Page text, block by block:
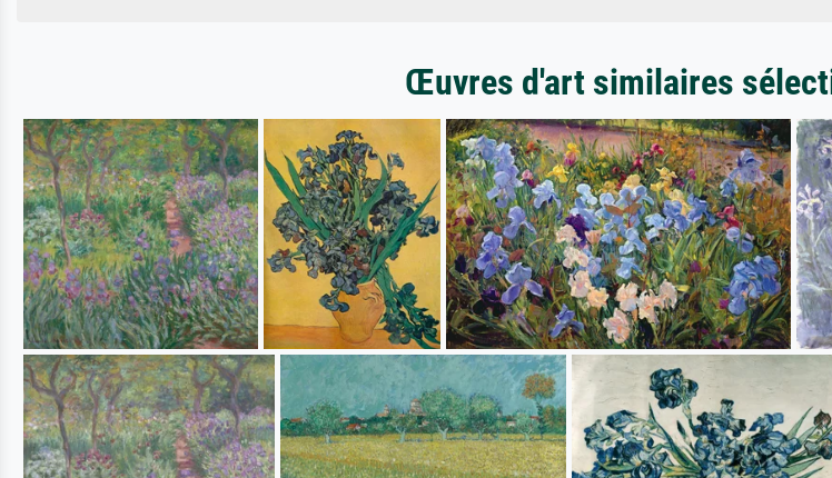
Œuvres d'art similaires